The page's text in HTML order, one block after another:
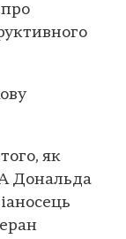
як
Дональда